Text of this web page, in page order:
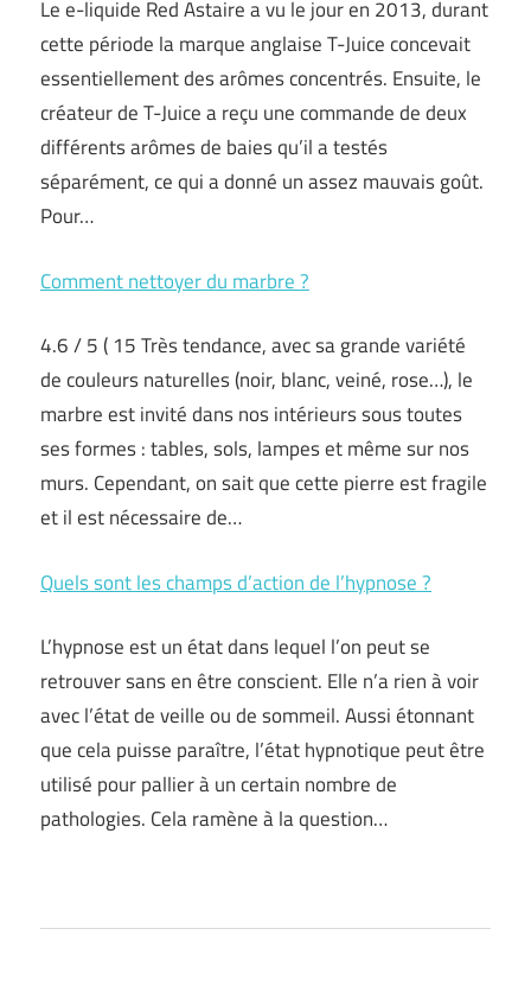
Le e-liquide Red Astaire a vu le jour en 2013, durant
cette période la marque anglaise T-Juice concevait
essentiellement des arômes concentrés. Ensuite, le
créateur de T-Juice a reçu une commande de deux
différents arômes de baies qu’il a testés
séparément, ce qui a donné un assez mauvais goût.
Pour…
Comment nettoyer du marbre ?
4.6 / 5 ( 15 Très tendance, avec sa grande variété
de couleurs naturelles (noir, blanc, veiné, rose…), le
marbre est invité dans nos intérieurs sous toutes
ses formes : tables, sols, lampes et même sur nos
murs. Cependant, on sait que cette pierre est fragile
et il est nécessaire de…
Quels sont les champs d’action de l’hypnose ?
L’hypnose est un état dans lequel l’on peut se
retrouver sans en être conscient. Elle n’a rien à voir
avec l’état de veille ou de sommeil. Aussi étonnant
que cela puisse paraître, l’état hypnotique peut être
utilisé pour pallier à un certain nombre de
pathologies. Cela ramène à la question…